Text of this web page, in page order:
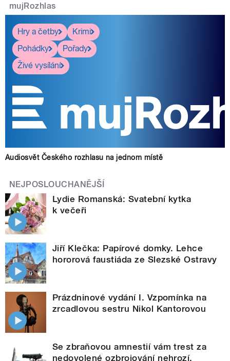
mujRozhlas
Hry a četby
Krimi
Pohádky
Pořady
Živé vysílání
Audiosvět Českého rozhlasu na jednom místě
NEJPOSLOUCHANĚJŠÍ
Lydie Romanská: Svatební kytka
k večeři
Jiří Klečka: Papírové domky. Lehce
hororová faustiáda ze Slezské Ostravy
Prázdninové vydání I. Vzpomínka na
zrcadlovou sestru Nikol Kantorovou
Se zbraňovou amnestií vám trest za
nedovolené ozbrojování nehrozí.